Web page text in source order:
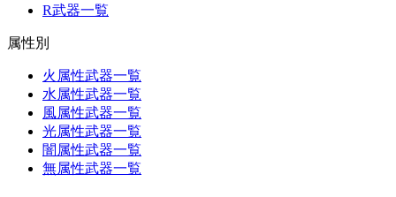
R武器一覧
属性別
火属性武器一覧
水属性武器一覧
風属性武器一覧
光属性武器一覧
闇属性武器一覧
無属性武器一覧